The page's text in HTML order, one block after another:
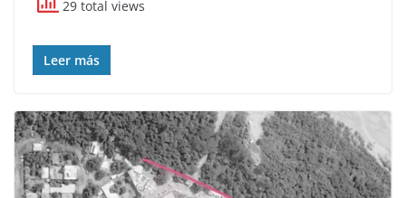
29 total views
Leer más